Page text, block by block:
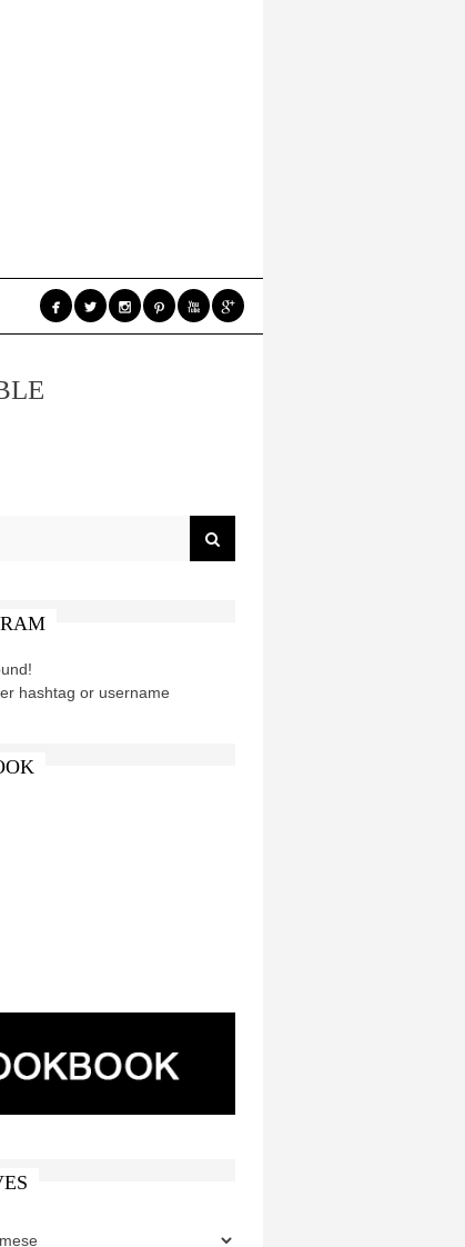
     
hashtag or username